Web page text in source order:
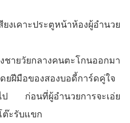
งเคาะประตูหน้าห้องผู้อำนวย
ายวัยกลางคนตะโกนออกมา
ยฝีมือของสองบอดี้การ์ดคู่ใจ
ไป ก่อนที่ผู้อำนวยการจะเอ่ย
ต๊ะรับแขก